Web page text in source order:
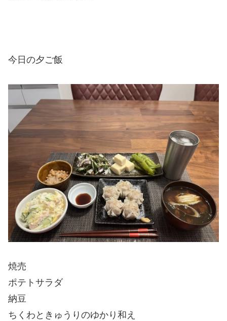
今日の夕ご飯
焼売
ポテトサラダ
納豆
ちくわときゅうりのゆかり和え